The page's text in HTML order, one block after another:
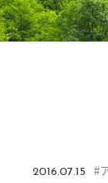
2016.07.15 #